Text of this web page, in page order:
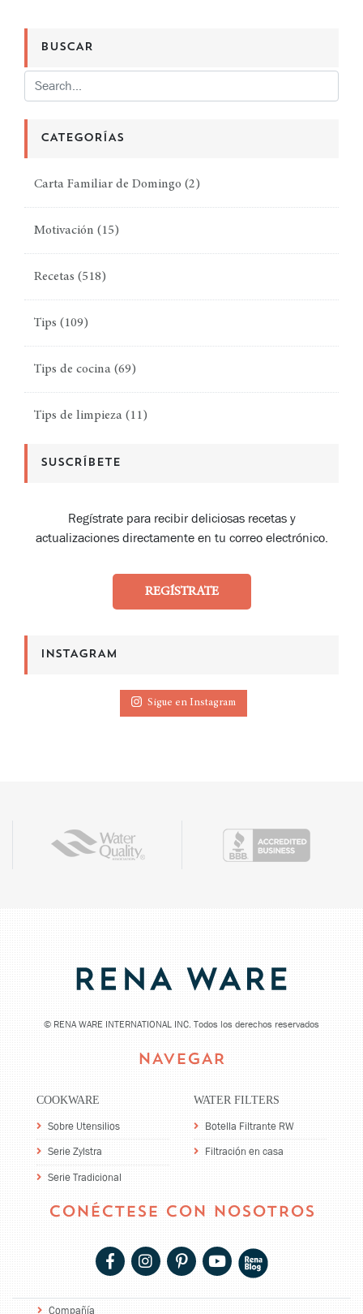
BUSCAR
CATEGORÍAS
Carta Familiar de Domingo (2)
Motivación (15)
Recetas (518)
Tips (109)
Tips de cocina (69)
Tips de limpieza (11)
SUSCRÍBETE
Regístrate para recibir deliciosas recetas y
actualizaciones directamente en tu correo electrónico.
REGÍSTRATE
INSTAGRAM
Sigue en Instagram
© RENA WARE INTERNATIONAL INC. Todos los derechos reservados
NAVEGAR
COOKWARE
Sobre Utensilios
Serie Zylstra
Serie Tradicional
WATER FILTERS
Botella Filtrante RW
Filtración en casa
CONÉCTESE CON NOSOTROS
Compañía